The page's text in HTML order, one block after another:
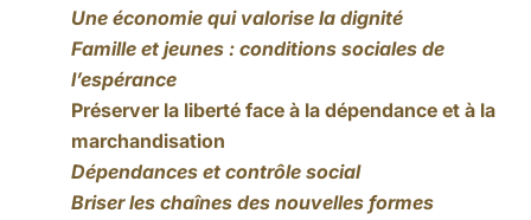
Une économie qui valorise la dignité
Famille et jeunes : conditions sociales de
l’espérance
Préserver la liberté face à la dépendance et à la
marchandisation
Dépendances et contrôle social
Briser les chaînes des nouvelles formes